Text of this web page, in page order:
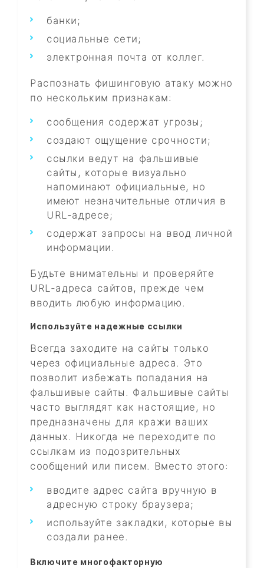
банки;
социальные сети;
электронная почта от коллег.
Распознать фишинговую атаку можно
по нескольким признакам:
сообщения содержат угрозы;
создают ощущение срочности;
ссылки ведут на фальшивые
сайты, которые визуально
напоминают официальные, но
имеют незначительные отличия в
URL-адресе;
содержат запросы на ввод личной
информации.
Будьте внимательны и проверяйте
URL-адреса сайтов, прежде чем
вводить любую информацию.
Используйте надежные ссылки
Всегда заходите на сайты только
через официальные адреса. Это
позволит избежать попадания на
фальшивые сайты. Фальшивые сайты
часто выглядят как настоящие, но
предназначены для кражи ваших
данных. Никогда не переходите по
ссылкам из подозрительных
сообщений или писем. Вместо этого:
вводите адрес сайта вручную в
адресную строку браузера;
используйте закладки, которые вы
создали ранее.
Включите многофакторную